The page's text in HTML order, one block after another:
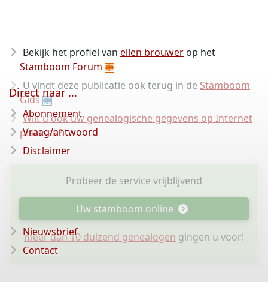
Bekijk het profiel van ellen brouwer op het
Stamboom Forum
U vindt deze publicatie ook terug in de Stamboom
Gids
Wilt u ook uw genealogische gegevens op Internet
plaatsen?
Probeer de service vrijblijvend
Uw stamboom online
meer dan 10 duizend genealogen gingen u voor!
Direct naar ...
Abonnement
Vraag/antwoord
Disclaimer
Nieuwsbrief
Contact